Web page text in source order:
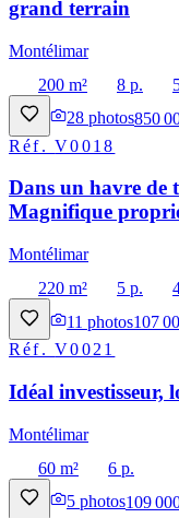
grand terrain
Montélimar
200 m²
8 p.
28 photos850
Réf.V0018
Dans un havre de
Magnifique
Montélimar
220 m²
5 p.
11 photos107
Réf.V0021
Idéal investisseur,
Montélimar
60 m²
6 p.
5 photos109